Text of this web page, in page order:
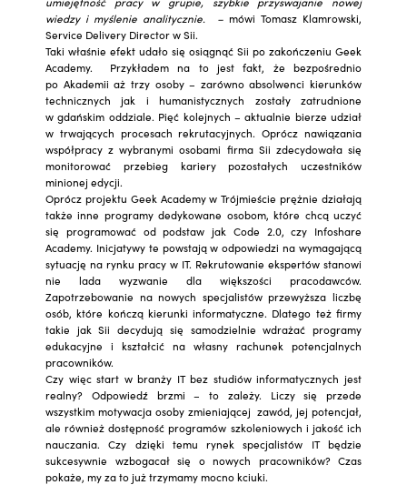
wiedzy i myślenie analitycznie. – mówi Tomasz Klamrowski,
Service Delivery Director w Sii.
Taki właśnie efekt udało się osiągnąć Sii po zakończeniu Geek
Academy. Przykładem na to jest fakt, że bezpośrednio
po Akademii aż trzy osoby – zarówno absolwenci kierunków
technicznych jak i humanistycznych zostały zatrudnione
w gdańskim oddziale. Pięć kolejnych – aktualnie bierze udział
w trwających procesach rekrutacyjnych. Oprócz nawiązania
współpracy z wybranymi osobami firma Sii zdecydowała się
monitorować przebieg kariery pozostałych uczestników
minionej edycji.
Oprócz projektu Geek Academy w Trójmieście prężnie działają
także inne programy dedykowane osobom, które chcą uczyć
się programować od podstaw jak Code 2.0, czy Infoshare
Academy. Inicjatywy te powstają w odpowiedzi na wymagającą
sytuację na rynku pracy w IT. Rekrutowanie ekspertów stanowi
nie lada wyzwanie dla większości pracodawców.
Zapotrzebowanie na nowych specjalistów przewyższa liczbę
osób, które kończą kierunki informatyczne. Dlatego też firmy
takie jak Sii decydują się samodzielnie wdrażać programy
edukacyjne i kształcić na własny rachunek potencjalnych
pracowników.
Czy więc start w branży IT bez studiów informatycznych jest
realny? Odpowiedź brzmi – to zależy. Liczy się przede
wszystkim motywacja osoby zmieniającej zawód, jej potencjał,
ale również dostępność programów szkoleniowych i jakość ich
nauczania. Czy dzięki temu rynek specjalistów IT będzie
sukcesywnie wzbogacał się o nowych pracowników? Czas
pokaże, my za to już trzymamy mocno kciuki.